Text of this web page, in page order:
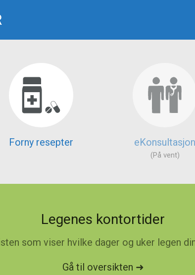
Forny resepter eKonsultasjon
(På vent)
Legenes kontortider
som viser hvilke dager og uker legen
Gå til oversikten ➜